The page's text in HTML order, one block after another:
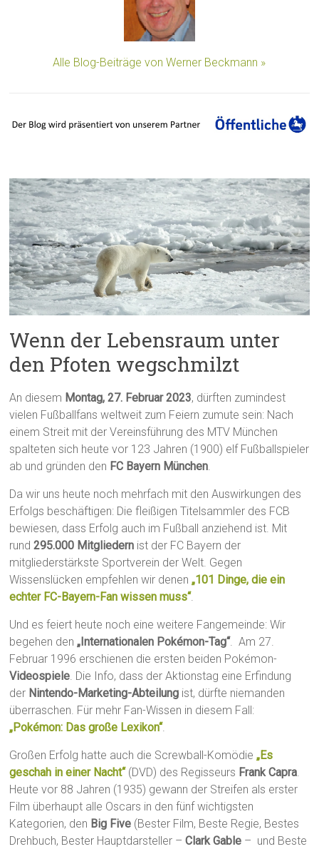
Alle Blog-Beiträge von Werner Beckmann »
Wenn der Lebensraum unter
den Pfoten wegschmilzt
An diesem Montag, 27. Februar 2023, dürften zumindest
vielen Fußballfans weltweit zum Feiern zumute sein: Nach
einem Streit mit der Vereinsführung des MTV München
spalteten sich heute vor 123 Jahren (1900) elf Fußballspieler
ab und gründen den FC Bayern München.
Da wir uns heute noch mehrfach mit den Auswirkungen des
Erfolgs beschäftigen: Die fleißigen Titelsammler des FCB
bewiesen, dass Erfolg auch im Fußball anziehend ist. Mit
rund295.000 Mitgliedern ist der FC Bayern der
mitgliederstärkste Sportverein der Welt. Gegen
Wissenslücken empfehlen wir denen„101 Dinge, die ein
echter FC-Bayern-Fan wissen muss“.
Und es feiert heute noch eine weitere Fangemeinde: Wir
begehen den„Internationalen Pokémon-Tag“. Am 27.
Februar 1996 erschienen die ersten beiden Pokémon-
Videospiele. Die Info, dass der Aktionstag eine Erfindung
der Nintendo-Marketing-Abteilung ist, dürfte niemanden
überraschen. Für mehr Fan-Wissen in diesem Fall:
„Pokémon: Das große Lexikon“.
Großen Erfolg hatte auch die Screwball-Komödie„Es
geschah in einer Nacht“(DVD) des Regisseurs Frank Capra.
Heute vor 88 Jahren (1935) gewann der Streifen als erster
Film überhaupt alle Oscars in den fünf wichtigsten
Kategorien, den Big Five (Bester Film, Beste Regie, Bestes
Drehbuch, Bester Hauptdarsteller –Clark Gable – und Beste